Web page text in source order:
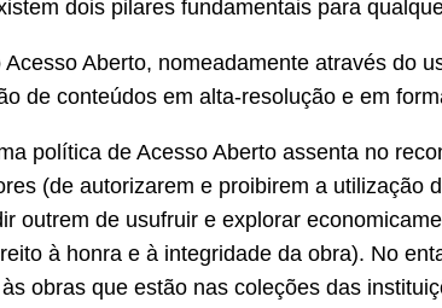
dois pilares fundamentais para
Aberto, nomeadamente através do
de conteúdos em alta-resolução e em
política de Acesso Aberto assenta no
(de autorizarem e proibirem a utilização
outrem de usufruir e explorar
à honra e à integridade da obra). No
obras que estão nas coleções das